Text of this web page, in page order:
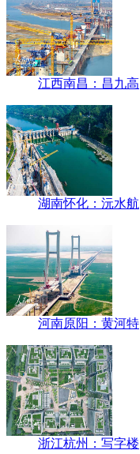
江西南昌：昌九高
湖南怀化：沅水航
河南原阳：黄河特
浙江杭州：写字楼